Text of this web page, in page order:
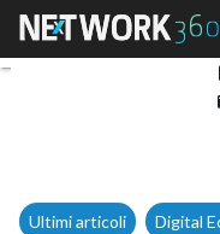
Ultimi articoli Digital